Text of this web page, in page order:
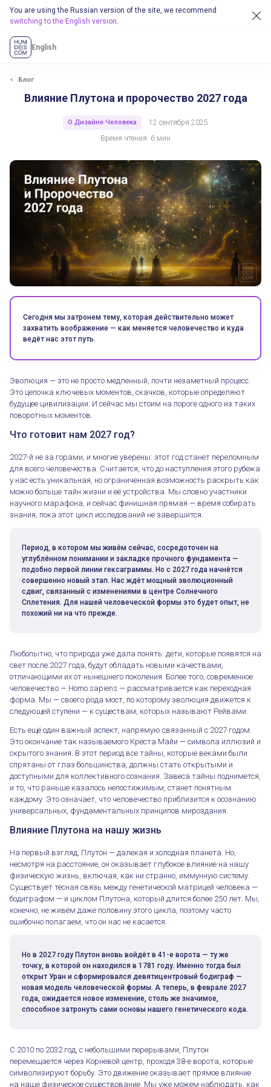
You are using the Russian version of the site, we recommend
switching to the English version.
English
Блог
Влияние Плутона и пророчество 2027 года
О Дизайне Человека
12 сентября 2025
Время чтения: 6 мин
Сегодня мы затронем тему, которая действительно может
захватить воображение — как меняется человечество и куда
ведёт нас этот путь.
Эволюция — это не просто медленный, почти незаметный процесс.
Это цепочка ключевых моментов, скачков, которые определяют
будущее цивилизации. И сейчас мы стоим на пороге одного из таких
поворотных моментов.
Что готовит нам 2027 год?
2027-й не за горами, и многие уверены: этот год станет переломным
для всего человечества. Считается, что до наступления этого рубежа
у нас есть уникальная, но ограниченная возможность раскрыть как
можно больше тайн жизни и её устройства. Мы словно участники
научного марафона, и сейчас финишная прямая — время собирать
знания, пока этот цикл исследований не завершится.
Период, в котором мы живём сейчас, сосредоточен на
углублённом понимании и закладке прочного фундамента —
подобно первой линии гексаграммы. Но с 2027 года начнётся
совершенно новый этап. Нас ждёт мощный эволюционный
сдвиг, связанный с изменениями в центре Солнечного
Сплетения. Для нашей человеческой формы это будет опыт, не
похожий ни на что прежде.
Любопытно, что природа уже дала понять: дети, которые появятся на
свет после 2027 года, будут обладать новыми качествами,
отличающими их от нынешнего поколения. Более того, современное
человечество — Homo sapiens — рассматривается как переходная
форма. Мы — своего рода мост, по которому эволюция движется к
следующей ступени — к существам, которых называют Рейвами.
Есть ещё один важный аспект, напрямую связанный с 2027 годом.
Это окончание так называемого Креста Майи — символа иллюзий и
скрытого знания. В этот период все тайны, которые веками были
спрятаны от глаз большинства, должны стать открытыми и
доступными для коллективного сознания. Завеса тайны поднимется,
и то, что раньше казалось непостижимым, станет понятным
каждому. Это означает, что человечество приблизится к осознанию
универсальных, фундаментальных принципов мироздания.
Влияние Плутона на нашу жизнь
На первый взгляд, Плутон — далекая и холодная планета. Но,
несмотря на расстояние, он оказывает глубокое влияние на нашу
физическую жизнь, включая, как ни странно, иммунную систему.
Существует тесная связь между генетической матрицей человека —
бодиграфом — и циклом Плутона, который длится более 250 лет. Мы,
конечно, не живём даже половину этого цикла, поэтому часто
ошибочно полагаем, что он нас не касается.
Но в 2027 году Плутон вновь войдёт в 41-е ворота — ту же
точку, в которой он находился в 1781 году. Именно тогда был
открыт Уран и сформировался девятицентровый бодиграф —
новая модель человеческой формы. А теперь, в феврале 2027
года, ожидается новое изменение, столь же значимое,
способное затронуть сами основы нашего генетического кода.
С 2010 по 2032 год, с небольшими перерывами, Плутон
перемещается через Корневой центр, проходя 38-е ворота, которые
символизируют борьбу. Это движение оказывает прямое влияние
на наше физическое существование. Мы уже можем наблюдать, как